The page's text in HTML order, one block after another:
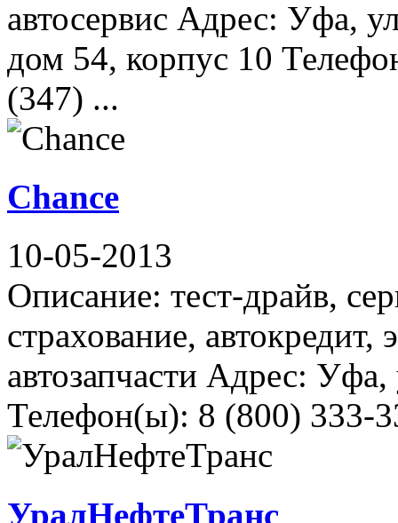
автосервис Адрес: Уфа,
дом 54, корпус 10
(347) ...
Chance
10-05-2013
Описание: тест-драйв,
страхование, автокредит,
автозапчасти Адрес:
Телефон(ы): 8 (800) 333-
УралНефтеТранс